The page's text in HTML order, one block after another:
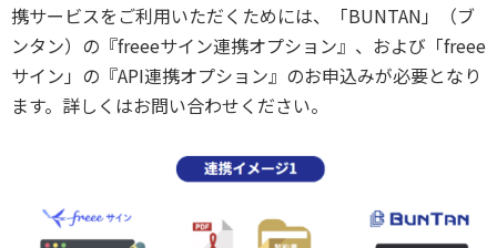
携サービスをご利用いただくためには、「BUNTAN」（ブ
ンタン）の『freeeサイン連携オプション』、および「freee
サイン」の『API連携オプション』のお申込みが必要となり
ます。詳しくはお問い合わせください。